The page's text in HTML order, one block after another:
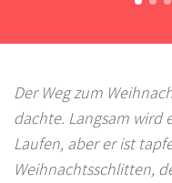
Der Weg zum
dachte. Langsam wird
Laufen, aber er ist
Weihnachtsschlitten,